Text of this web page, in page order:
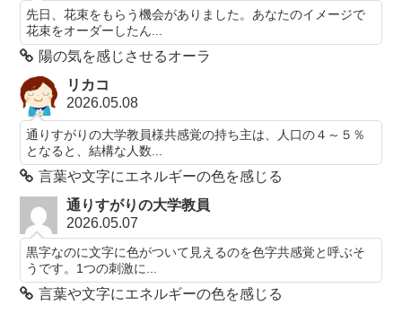
先日、花束をもらう機会がありました。あなたのイメージで
花束をオーダーしたん...
陽の気を感じさせるオーラ
リカコ
2026.05.08
通りすがりの大学教員様共感覚の持ち主は、人口の４～５％
となると、結構な人数...
言葉や文字にエネルギーの色を感じる
通りすがりの大学教員
2026.05.07
黒字なのに文字に色がついて見えるのを色字共感覚と呼ぶそ
うです。1つの刺激に...
言葉や文字にエネルギーの色を感じる